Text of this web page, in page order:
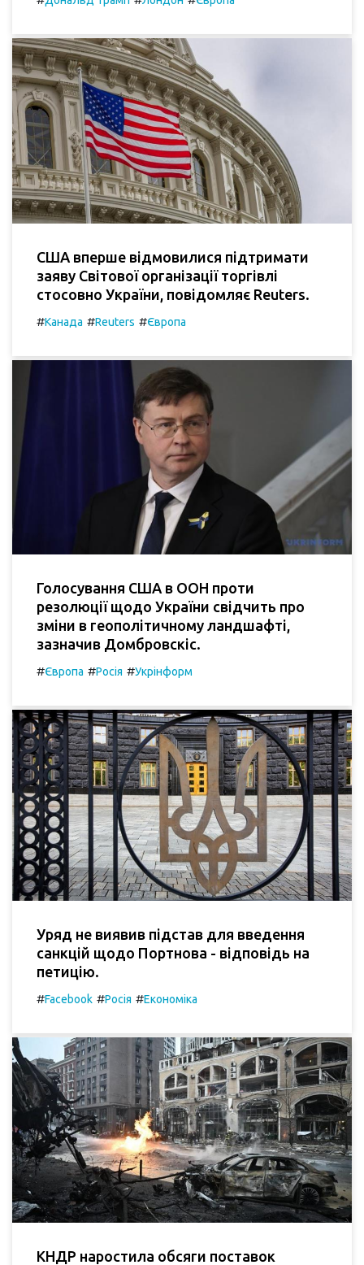
США вперше відмовилися підтримати
заяву Світової організації торгівлі
стосовно України, повідомляє Reuters.
#Канада #Reuters #Європа
Голосування США в ООН проти
резолюції щодо України свідчить про
зміни в геополітичному ландшафті,
зазначив Домбровскіс.
#Європа #Росія #Укрінформ
Уряд не виявив підстав для введення
санкцій щодо Портнова - відповідь на
петицію.
#Facebook #Росія #Економіка
КНДР наростила обсяги поставок